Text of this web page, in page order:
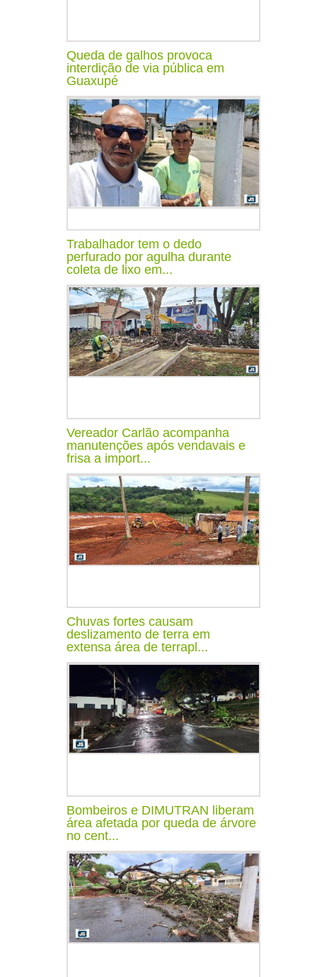
Queda de galhos provoca
interdição de via pública em
Guaxupé
Trabalhador tem o dedo
perfurado por agulha durante
coleta de lixo em...
Vereador Carlão acompanha
manutenções após vendavais e
frisa a import...
Chuvas fortes causam
deslizamento de terra em
extensa área de terrapl...
Bombeiros e DIMUTRAN liberam
área afetada por queda de árvore
no cent...